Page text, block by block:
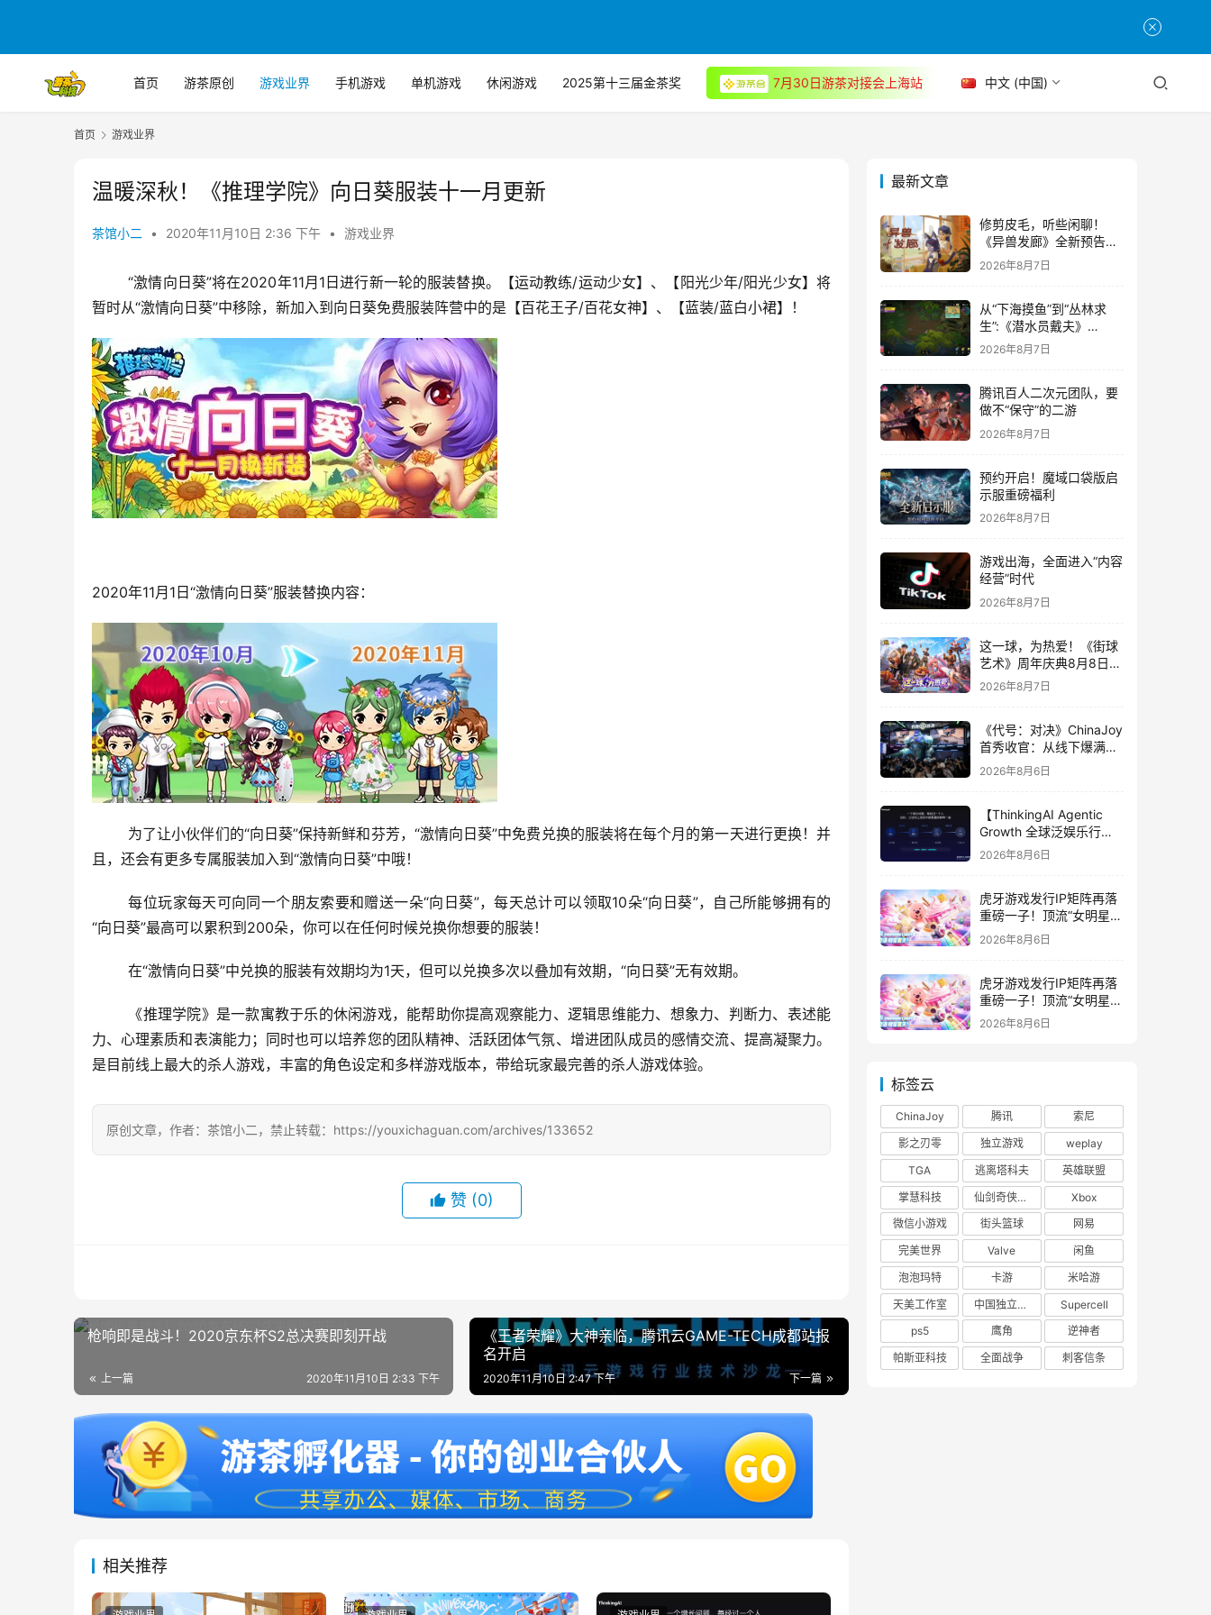
首页 游茶原创 游戏业界 手机游戏 单机游戏 休闲游戏 2025第十三届金茶奖 7月30日游茶对接会上海站 中文 (中国)
首页 游戏业界
温暖深秋！《推理学院》向日葵服装十一月更新
茶馆小二 • 2020年11月10日 2:36 下午 • 游戏业界
	“激情向日葵”将在2020年11月1日进行新一轮的服装替换。【运动教练/运动少女】、【阳光少年/阳光少女】将
暂时从“激情向日葵”中移除，新加入到向日葵免费服装阵营中的是【百花王子/百花女神】、【蓝装/蓝白小裙】！
2020年11月1日“激情向日葵”服装替换内容：
且，还会有更多专属服装加入到“激情向日葵”中哦！
	每位玩家每天可向同一个朋友索要和赠送一朵“向日葵”，每天总计可以领取10朵“向日葵”，自己所能够拥有的
“向日葵”最高可以累积到200朵，你可以在任何时候兑换你想要的服装！
	在“激情向日葵”中兑换的服装有效期均为1天，但可以兑换多次以叠加有效期，“向日葵”无有效期。
力、心理素质和表演能力；同时也可以培养您的团队精神、活跃团体气氛、增进团队成员的感情交流、提高凝聚力。
是目前线上最大的杀人游戏，丰富的角色设定和多样游戏版本，带给玩家最完善的杀人游戏体验。
原创文章，作者：茶馆小二，禁止转载：https://youxichaguan.com/archives/133652
赞 (0)
枪响即是战斗！2020京东杯S2总决赛即刻开战
上一篇 2020年11月10日 2:33 下午
《王者荣耀》大神亲临，腾讯云GAME-TECH成都站报
名开启
下一篇
2020年11月10日 2:47 下午
相关推荐
最新文章
修剪皮毛，听些闲聊！
《异兽发廊》全新预告与
Steam免费试玩公开
2026年8月7日
从“下海摸鱼”到“丛林求
生”:《潜水员戴夫》
DLC《丛林》移动端定档
2026年8月7日
腾讯百人二次元团队，要
做不“保守”的二游
2026年8月7日
预约开启！魔域口袋版启
示服重磅福利
2026年8月7日
游戏出海，全面进入“内容
经营”时代
2026年8月7日
这一球，为热爱！《街球
艺术》周年庆典8月8日正
式上线，多重福利与全新
2026年8月7日
《代号：对决》ChinaJoy
首秀收官：从线下爆满看
见玩家的真实期待
2026年8月6日
【ThinkingAI Agentic
Growth 全球泛娱乐行业
峰会】Agent 时代，人到
2026年8月6日
虎牙游戏发行IP矩阵再落
重磅一子！顶流“女明星”
ZANMANG LOOPY 正版
3D消除手游《消消奇遇》
2026年8月6日
虎牙游戏发行IP矩阵再落
重磅一子！顶流“女明星”
ZANMANG LOOPY 正版
2026年8月6日
标签云
ChinaJoy 腾讯
索尼
影之刃零
独立游戏
weplay
TGA
逃离塔科夫
英雄联盟
掌慧科技
仙剑奇侠传四
Xbox
微信小游戏
街头篮球
网易
完美世界
Valve
闲鱼
泡泡玛特
卡游
米哈游
天美工作室
中国独立游戏联盟
Supercell
ps5
鹰角
逆神者
帕斯亚科技
全面战争 刺客信条